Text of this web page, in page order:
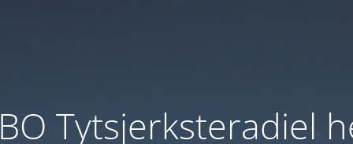
Tytsjerksteradiel